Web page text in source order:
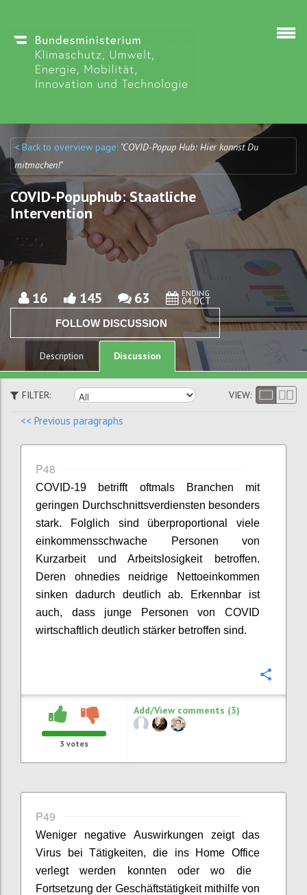
Discuto
Discuto< Back to overview page: "COVID-Popup Hub: Hier kannst Du
mitmachen!"
COVID-Popuphub: Staatliche
Intervention
16 145 63 ENDING
04 OCT
FOLLOW DISCUSSION
Description Discussion
FILTER: VIEW:
<< Previous paragraphs
P48
COVID-19 betrifft oftmals Branchen mit
geringen Durchschnittsverdiensten besonders
stark. Folglich sind überproportional viele
einkommensschwache Personen von
Kurzarbeit und Arbeitslosigkeit betroffen.
Deren ohnedies neidrige Nettoeinkommen
sinken dadurch deutlich ab. Erkennbar ist
auch, dass junge Personen von COVID
wirtschaftlich deutlich stärker betroffen sind.
3 votes
Add/View comments (3)
P49
Weniger negative Auswirkungen zeigt das
Virus bei Tätigkeiten, die ins Home Office
verlegt werden konnten oder wo die
Fortsetzung der Geschäftstätigkeit mithilfe von